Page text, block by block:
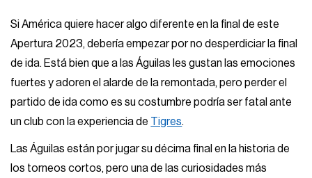
Si América quiere hacer algo diferente en la final de este
Apertura 2023, debería empezar por no desperdiciar la final
de ida. Está bien que a las Águilas les gustan las emociones
fuertes y adoren el alarde de la remontada, pero perder el
partido de ida como es su costumbre podría ser fatal ante
un club con la experiencia de Tigres.
Las Águilas están por jugar su décima final en la historia de
los torneos cortos, pero una de las curiosidades más